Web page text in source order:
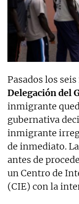
Pasados los
Delegación del
inmigrante
gubernativa
inmigrante
de inmediato.
antes de
un Centro de
(CIE) con la